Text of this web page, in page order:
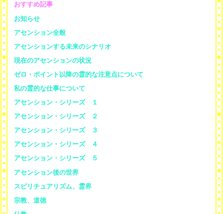
おすすめ記事
お知らせ
アセンション全般
アセンションする未来のシナリオ
現在のアセンションの状況
ゼロ・ポイント以降の霊的な注意点について
私の霊的な仕事について
アセンション・シリーズ １
アセンション・シリーズ ２
アセンション・シリーズ ３
アセンション・シリーズ ４
アセンション・シリーズ ５
アセンション後の世界
スピリチュアリズム、霊界
宗教、道徳